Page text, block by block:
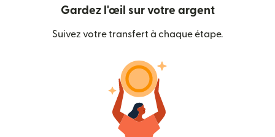
Gardez l'œil sur votre argent
Suivez votre transfert à chaque étape.